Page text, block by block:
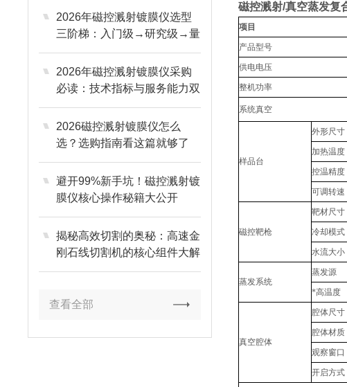
2026年磁控溅射镀膜仪选型
三阶梯：入门级→研究级→量
产级
2026年磁控溅射镀膜仪采购
必读：技术指标与服务能力双
评估
2026磁控溅射镀膜仪怎么
选？选购指南看这篇就够了
避开99%新手坑！磁控溅射镀
膜仪核心操作秘籍大公开
揭秘高效切割的奥秘：高速金
刚石线切割机的核心组件大解
析
查看全部
磁控溅射/真空蒸发复
项目
产品型号
供电电压
整机功率
系统真空
样品台
外形尺寸
加热温度
控温精度
可调转速
磁控靶枪
靶材尺寸
冷却模式
水流大小
蒸发系统
蒸发源
*高温度
真空腔体
腔体尺寸
腔体材质
观察窗口
开启方式